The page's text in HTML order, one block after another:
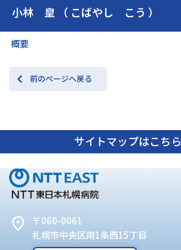
小林 皇 （ こばやし こう ）
概要
前のページへ戻る
サイトマップはこちら
〒060-0061
札幌市中央区南1条西15丁目